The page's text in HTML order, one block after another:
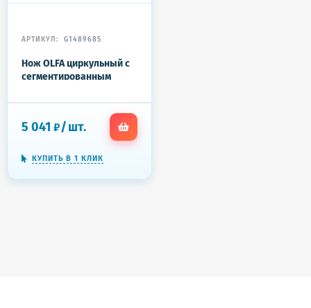
АРТИКУЛ: G1489685
Нож OLFA циркульный с
сегментированным
OL-CMP-2
5 041 ₽/шт.
КУПИТЬ В 1 КЛИК